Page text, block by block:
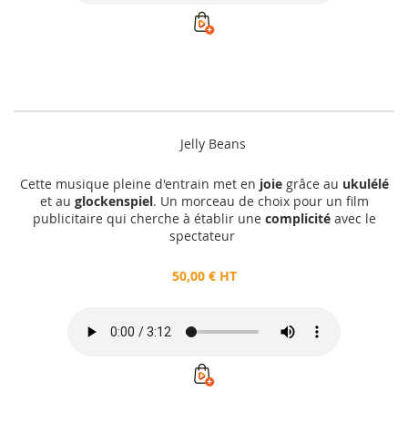
Jelly Beans
Cette musique pleine d'entrain met en joiegrâce au ukulélé
et au glockenspiel. Un morceau de choix pour un film
publicitaire qui cherche à établir une complicitéavec le
spectateur
50,00 € HT